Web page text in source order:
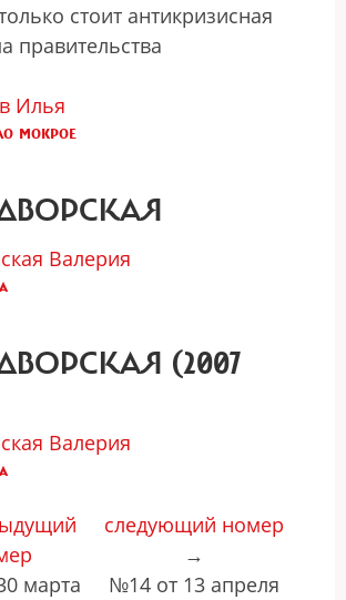
стоит антикризисная
правительства
Илья
мокрое
Валерия
(2007
Валерия
марта
следующий номер
→
№14 от 13 апреля